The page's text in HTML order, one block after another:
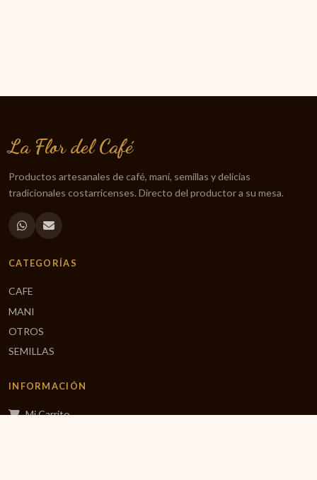
La Flor del Café
Productos artesanales de café, maní, semillas y delicias
tradicionales costarricenses. Directo del productor a su mesa.
CATEGORÍAS
CAFE
MANI
OTROS
SEMILLAS
INFORMACIÓN
Mi Carrito